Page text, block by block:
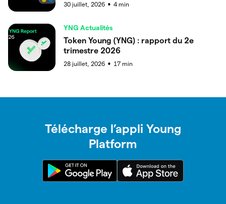
30 juillet, 2026 ● 4 min
YNG Actualités
Token Young (YNG) : rapport du 2e
trimestre 2026
28 juillet, 2026 ● 17 min
Télécharge l’appli Young
Platform